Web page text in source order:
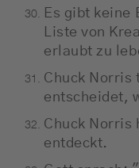
Es gibt keine
Liste von
erlaubt zu
Chuck Norris
entscheidet,
Chuck Norris
entdeckt.